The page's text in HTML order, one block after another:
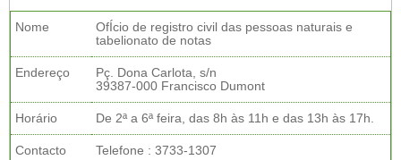
Nome
OfÍcio de registro civil das pessoas naturais e
tabelionato de notas
Endereço
Pç. Dona Carlota, s/n
39387-000 Francisco Dumont
Horário De 2ª a 6ª feira, das 8h às 11h e das 13h às 17h.
Contacto Telefone : 3733-1307